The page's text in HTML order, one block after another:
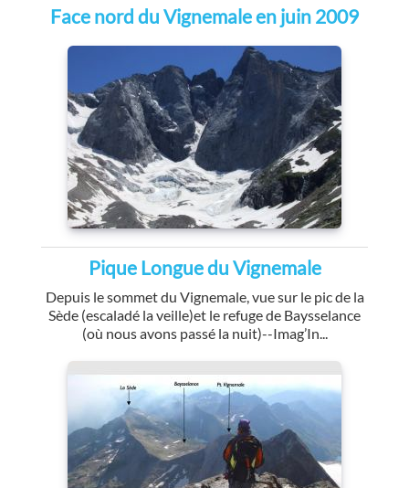
Face nord du Vignemale en juin 2009
Pique Longue du Vignemale
Depuis le sommet du Vignemale, vue sur le pic de la
Sède (escaladé la veille)et le refuge de Baysselance
(où nous avons passé la nuit)--Imag’In...